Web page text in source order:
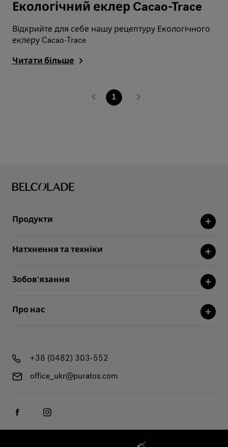
Екологічний еклер Cacao-Trace
Відкрийте для себе нашу рецептуру Екологічного
еклеру Cacao-Trace
Читати більше
1
Продукти
Натхнення та техніки
Зобов'язання
Про нас
+38 (0482) 303-552
office_ukr@puratos.com